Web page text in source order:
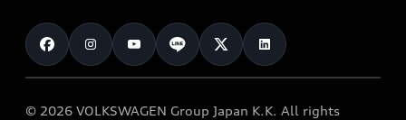
カタログ一覧
車検 / 定期点検
e-tronアフターサポート
クオリティ
保証
メンテナンス
お知らせ
オーナー様向けキャンペーン
© 2026 VOLKSWAGEN Group Japan K.K. All rights